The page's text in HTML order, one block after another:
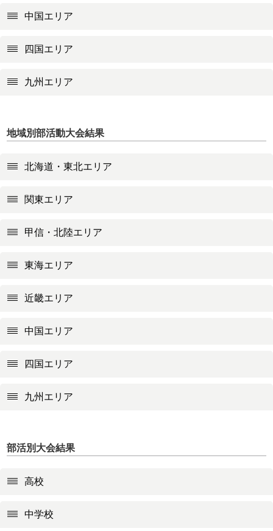
中国エリア
四国エリア
九州エリア
地域別部活動大会結果
北海道・東北エリア
関東エリア
甲信・北陸エリア
東海エリア
近畿エリア
中国エリア
四国エリア
九州エリア
部活別大会結果
高校
中学校